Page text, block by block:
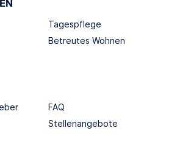
Tagespflege
Betreutes Wohnen
FAQ
Stellenangebote